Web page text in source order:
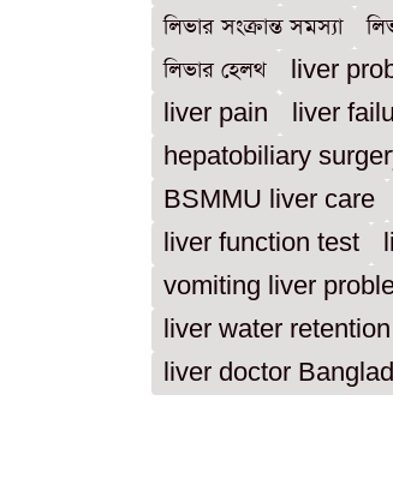
লিভার সংক্রান্ত সমস্যা
লিভার হেলথ
liver
liver pain
liver
hepatobiliary
BSMMU liver care
liver function test
vomiting liver
liver water retention
liver doctor